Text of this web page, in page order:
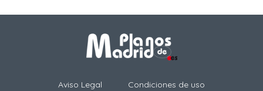
Aviso Legal
Condiciones de uso